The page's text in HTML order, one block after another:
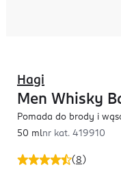
( 8 )
Hagi
Men Whisky
Pomada do brody i
50 mlnr kat. 419910